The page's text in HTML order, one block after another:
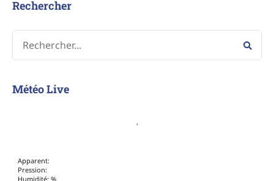
Rechercher
Météo Live
,
Apparent:
Pression:
Humidité: %